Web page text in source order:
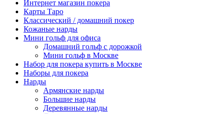
Интернет магазин покера
Карты Таро
Классический / домашний покер
Кожаные нарды
Мини гольф для офиса
Домашний гольф с дорожкой
Мини гольф в Москве
Набор для покера купить в Москве
Наборы для покера
Нарды
Армянские нарды
Большие нарды
Деревянные нарды